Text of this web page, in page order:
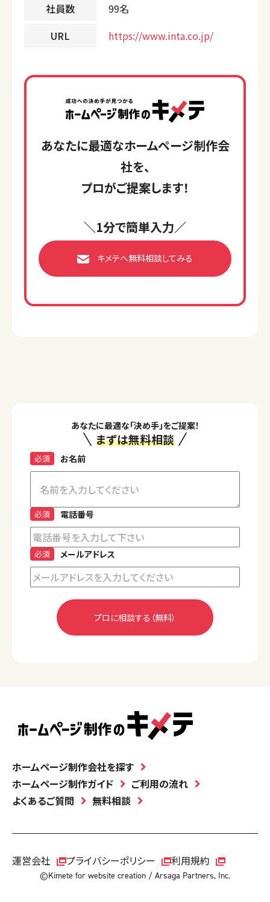
社員数
99名
URL
https://www.inta.co.jp/
あなたに最適なホームページ制作会
社を、
プロがご提案します！
＼1分で簡単入力／
キメテへ無料相談してみる
あなたに最適な「決め手」をご提案！
まずは無料相談
お名前
必須
電話番号
必須
メールアドレス
必須
ホームページ制作会社を探す
ホームページ制作ガイド
ご利用の流れ
よくあるご質問
無料相談
運営会社 プライバシーポリシー 利用規約
©Kimete for website creation / Arsaga Partners, Inc.